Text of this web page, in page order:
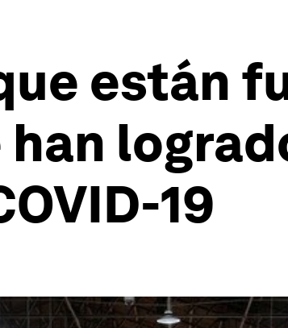
están
19